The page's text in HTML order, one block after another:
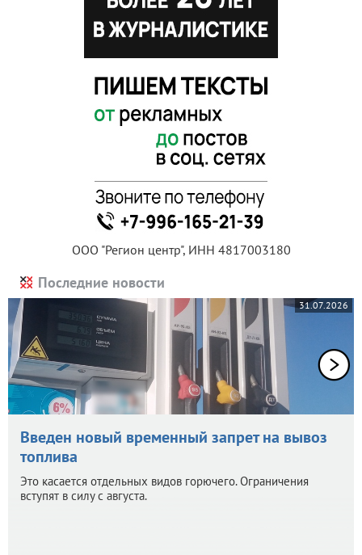
ООО "Регион центр", ИНН 4817003180
Последние новости
31.07.2026
Введен новый временный запрет на вывоз
топлива
Это касается отдельных видов горючего. Ограничения
вступят в силу с августа.